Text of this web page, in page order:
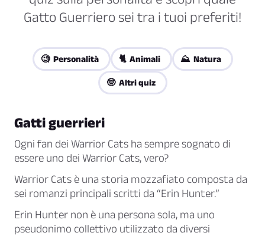
Gatto Guerriero sei tra i tuoi preferiti!
🧐 Personalità 🐈 Animali ⛰️ Natura
🤓 Altri quiz
Gatti guerrieri
Ogni fan dei Warrior Cats ha sempre sognato di
essere uno dei Warrior Cats, vero?
Warrior Cats è una storia mozzafiato composta da
sei romanzi principali scritti da “Erin Hunter.”
Erin Hunter non è una persona sola, ma uno
pseudonimo collettivo utilizzato da diversi